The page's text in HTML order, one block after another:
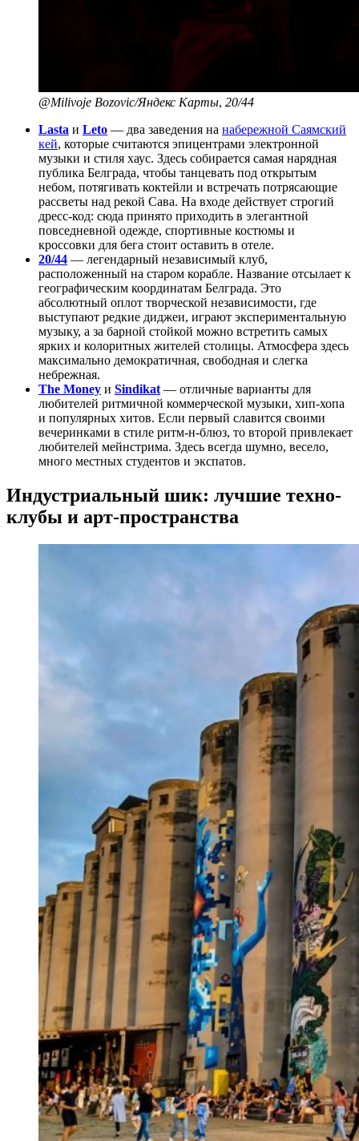
@Milivoje Bozovic/Яндекс Карты, 20/44
Lasta и Leto — два заведения на набережной Саямский
кей, которые считаются эпицентрами электронной
музыки и стиля хаус. Здесь собирается самая нарядная
публика Белграда, чтобы танцевать под открытым
небом, потягивать коктейли и встречать потрясающие
рассветы над рекой Сава. На входе действует строгий
дресс-код: сюда принято приходить в элегантной
повседневной одежде, спортивные костюмы и
кроссовки для бега стоит оставить в отеле.
20/44 — легендарный независимый клуб,
расположенный на старом корабле. Название отсылает к
географическим координатам Белграда. Это
абсолютный оплот творческой независимости, где
выступают редкие диджеи, играют экспериментальную
музыку, а за барной стойкой можно встретить самых
ярких и колоритных жителей столицы. Атмосфера здесь
максимально демократичная, свободная и слегка
небрежная.
The Money и Sindikat — отличные варианты для
любителей ритмичной коммерческой музыки, хип-хопа
и популярных хитов. Если первый славится своими
вечеринками в стиле ритм-н-блюз, то второй привлекает
любителей мейнстрима. Здесь всегда шумно, весело,
много местных студентов и экспатов.
Индустриальный шик: лучшие техно-
клубы и арт-пространства